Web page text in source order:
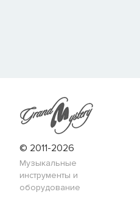
наличии, но вы можете
когда товар можно будет
Имя
E-mail
© 2011-2026
Музыкальные
инструменты и
оборудование